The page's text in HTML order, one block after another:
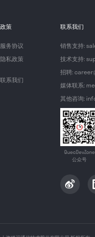
政策
服务协议
隐私政策
联系我们
联系我们
销售支持:
技术支持:
招聘:
媒体联系:
其他咨询:
QuecDevZone
公众号